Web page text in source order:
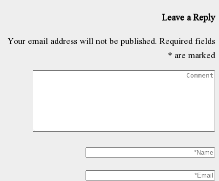
Leave a Reply
Your email address will not be published. Required fields
are marked
*